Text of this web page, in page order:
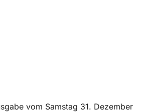
vom Samstag 31. Dezember